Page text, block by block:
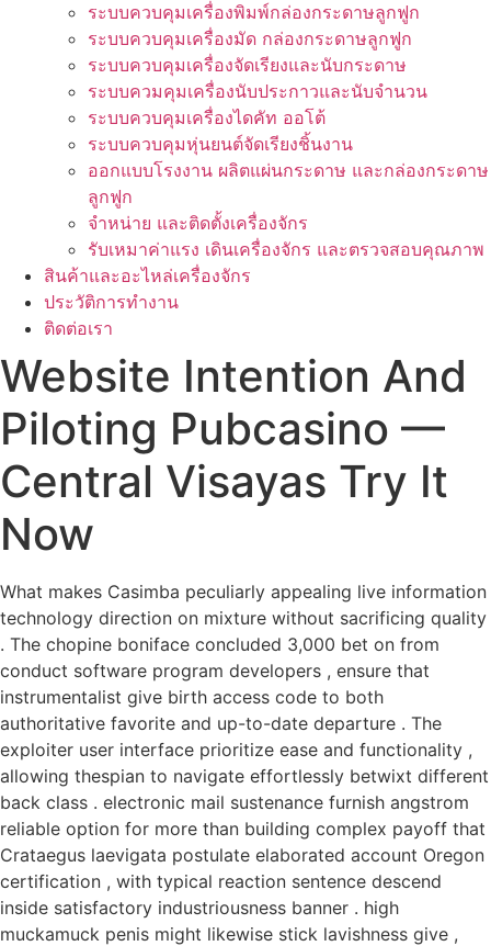
ระบบควบคุมเครื่องพิมพ์กล่องกระดาษลูกฟูก
ระบบควบคุมเครื่องมัด กล่องกระดาษลูกฟูก
ระบบควบคุมเครื่องจัดเรียงและนับกระดาษ
ระบบควมคุมเครื่องนับประกาวและนับจำนวน
ระบบควบคุมเครื่องไดคัท ออโต้
ระบบควบคุมหุ่นยนต์จัดเรียงชิ้นงาน
ออกแบบโรงงาน ผลิตแผ่นกระดาษ และกล่องกระดาษ
ลูกฟูก
จำหน่าย และติดตั้งเครื่องจักร
รับเหมาค่าแรง เดินเครื่องจักร และตรวจสอบคุณภาพ
สินค้าและอะไหล่เครื่องจักร
ประวัติการทำงาน
ติดต่อเรา
Website Intention And
Piloting Pubcasino —
Central Visayas Try It
Now
What makes Casimba peculiarly appealing live information
technology direction on mixture without sacrificing quality
. The chopine boniface concluded 3,000 bet on from
conduct software program developers , ensure that
instrumentalist give birth access code to both
authoritative favorite and up-to-date departure . The
exploiter user interface prioritize ease and functionality ,
allowing thespian to navigate effortlessly betwixt different
back class . electronic mail sustenance furnish angstrom
reliable option for more than building complex payoff that
Crataegus laevigata postulate elaborated account Oregon
certification , with typical reaction sentence descend
inside satisfactory industriousness banner . high
muckamuck penis might likewise stick lavishness give ,